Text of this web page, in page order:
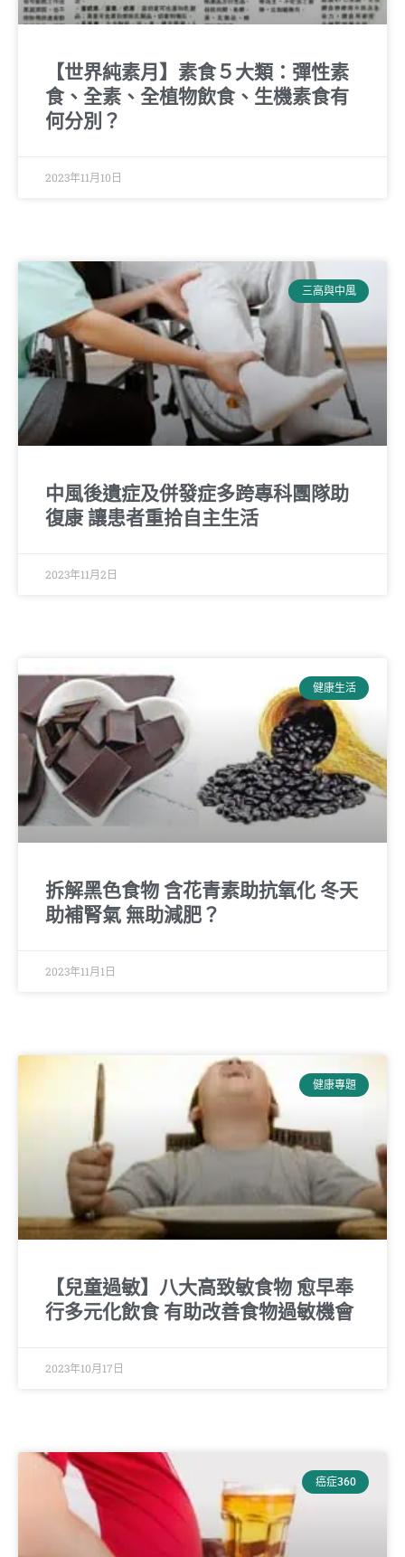
【世界純素月】素食５大類：彈性素
食、全素、全植物飲食、生機素食有
何分別？
2023年11月10日
三高與中風
中風後遺症及併發症多跨專科團隊助
復康 讓患者重拾自主生活
2023年11月2日
健康生活
拆解黑色食物 含花青素助抗氧化 冬天
助補腎氣 無助減肥？
2023年11月1日
健康專題
【兒童過敏】八大高致敏食物 愈早奉
行多元化飲食 有助改善食物過敏機會
2023年10月17日
癌症360